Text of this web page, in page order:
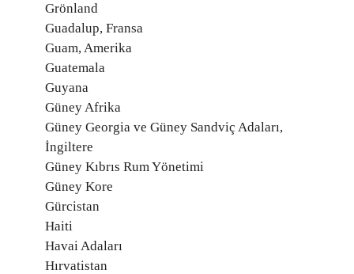
Grönland
Guadalup, Fransa
Guam, Amerika
Guatemala
Guyana
Güney Afrika
Güney Georgia ve Güney Sandviç Adaları,
İngiltere
Güney Kıbrıs Rum Yönetimi
Güney Kore
Gürcistan
Haiti
Havai Adaları
Hırvatistan